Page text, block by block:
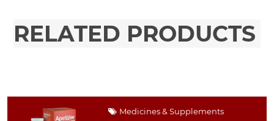
RELATED PRODUCTS
Medicines & Supplements